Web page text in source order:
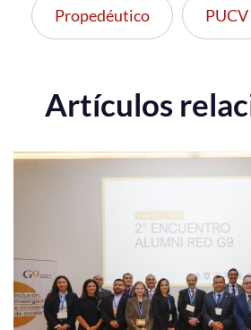
Propedéutico PUCV
Artículos